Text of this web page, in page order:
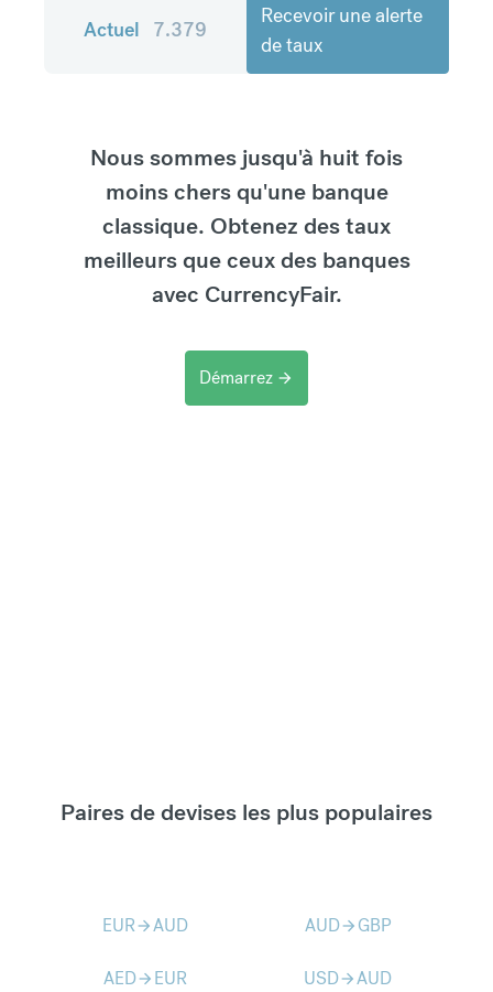
Actuel 7.379
Recevoir une alerte
de taux
Nous sommes jusqu'à huit fois
moins chers qu'une banque
classique. Obtenez des taux
meilleurs que ceux des banques
avec CurrencyFair.
Démarrez arrow_forward
Paires de devises les plus populaires
EURarrow_forwardAUD AUDarrow_forward GBP
AEDarrow_forward EUR USDarrow_forwardAUD